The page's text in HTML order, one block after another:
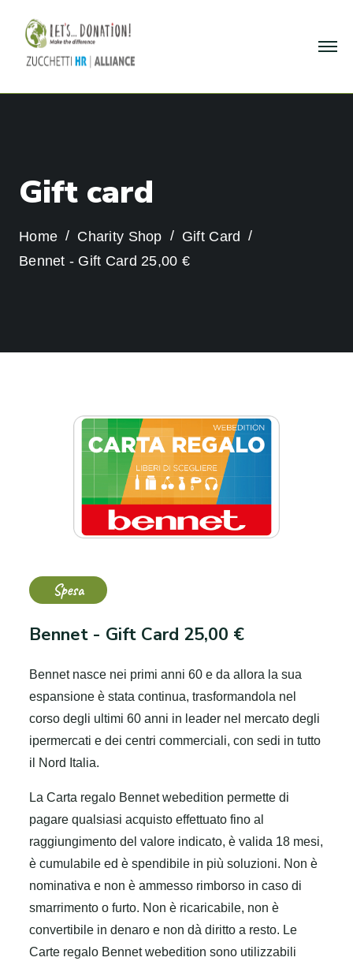
Gift card
Home Charity Shop
Gift Card
Bennet - Gift Card 25,00 €
Spesa
Bennet - Gift Card 25,00 €
Bennet nasce nei primi anni 60 e da allora la sua
espansione è stata continua, trasformandola nel
corso degli ultimi 60 anni in leader nel mercato degli
ipermercati e dei centri commerciali, con sedi in tutto
il Nord Italia.
La Carta regalo Bennet webedition permette di
pagare qualsiasi acquisto effettuato fino al
raggiungimento del valore indicato, è valida 18 mesi,
è cumulabile ed è spendibile in più soluzioni. Non è
nominativa e non è ammesso rimborso in caso di
smarrimento o furto. Non è ricaricabile, non è
convertibile in denaro e non dà diritto a resto. Le
Carte regalo Bennet webedition sono utilizzabili